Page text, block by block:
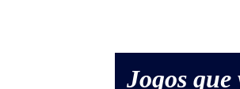
Jogos que